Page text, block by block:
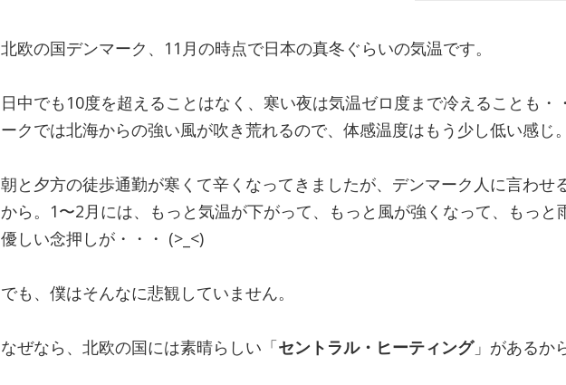
北欧の国デンマーク、11月の時点で日本の真冬ぐらいの気温です。
日中でも10度を超えることはなく、寒い夜は気温ゼロ度まで冷えることも・
ークでは北海からの強い風が吹き荒れるので、体感温度はもう少し低い感じ。
朝と夕方の徒歩通勤が寒くて辛くなってきましたが、デンマーク人に言わせ
から。1〜2月には、もっと気温が下がって、もっと風が強くなって、もっと
優しい念押しが・・・ (>_<)
でも、僕はそんなに悲観していません。
なぜなら、北欧の国には素晴らしい「セントラル・ヒーティング」があるか